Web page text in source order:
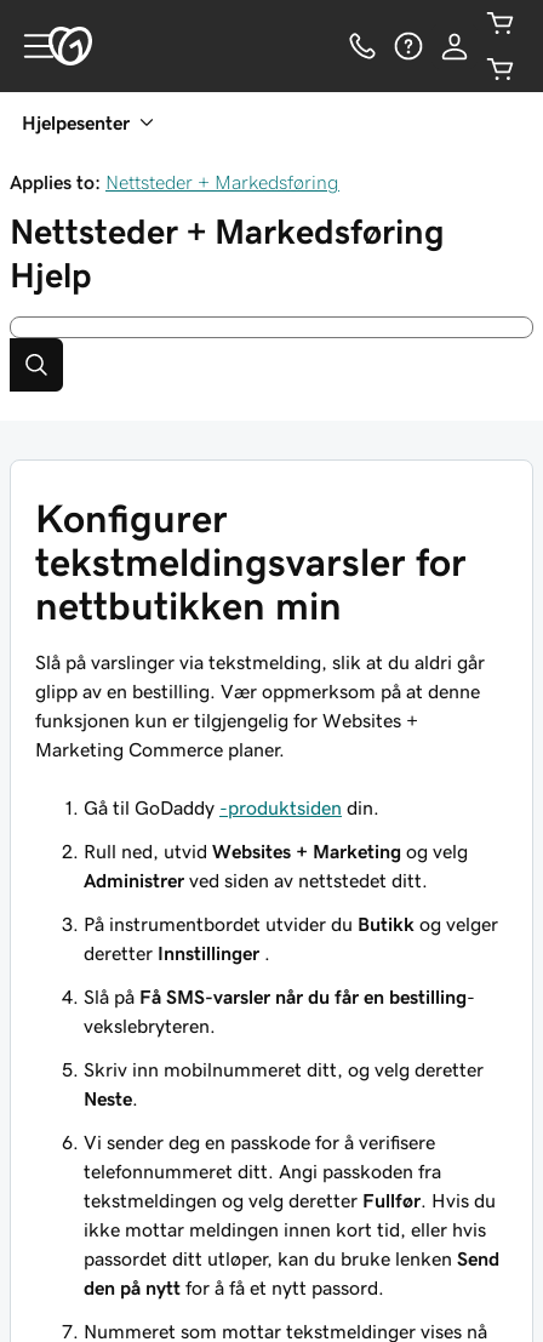
Hjelpesenter
Applies to: Nettsteder + Markedsføring
Nettsteder + Markedsføring
Hjelp
Konfigurer
tekstmeldingsvarsler for
nettbutikken min
Slå på varslinger via tekstmelding, slik at du aldri går
glipp av en bestilling. Vær oppmerksom på at denne
funksjonen kun er tilgjengelig for Websites +
Marketing Commerce planer.
Gå til GoDaddy -produktsiden din.
Rull ned, utvid Websites + Marketing og velg
Administrer ved siden av nettstedet ditt.
På instrumentbordet utvider du Butikk og velger
deretter Innstillinger
Slå på Få SMS-varsler når du får en bestilling-
vekslebryteren.
Skriv inn mobilnummeret ditt, og velg deretter
Neste
Vi sender deg en passkode for å verifisere
telefonnummeret ditt. Angi passkoden fra
tekstmeldingen og velg deretter Fullfør . Hvis du
ikke mottar meldingen innen kort tid, eller hvis
passordet ditt utløper, kan du bruke lenken Send
den på nytt for å få et nytt passord.
Nummeret som mottar tekstmeldinger vises nå